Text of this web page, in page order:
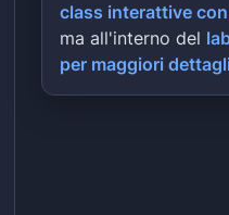
class interattive
ma all'interno del
per maggiori